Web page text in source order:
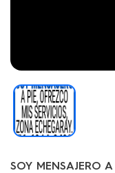
SOY MENSAJERO